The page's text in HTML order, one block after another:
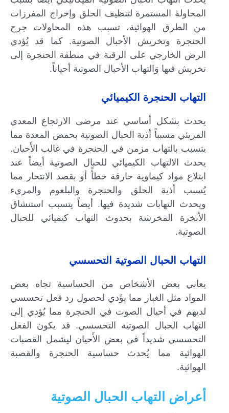
المحاولة المستمرة لتنظيف الحلق وإخراج المفرزات
من الطرق الهوائية، تسبب هذه المحاولات جرح
الحنجرة وتخريش الأحبال الصوتية. كما قد يُؤدي
الرض الخارجي على الرقبة في منطقة الحنجرة إلى
تخريش فيها وَالتهاب الأحبال الصوتية أحياناً.
التهاب الحنجرة الكيميائي
يحدث بشكل أساسي عند مرضى الارتجاع المعدي
المريئي مسبباً أذية الحبال الصوتية بحمض المعدة مما
يتسبب بالتهاب مزمن في الحنجرة في غالب الأَحيان.
يحدث الالتهاب الكيميائي للحبال الصوتية أيضاً عند
ابتلاع مواد كيماوية حارقة خطأً أو بقصد الانتحار مما
يُسبب أذية الحلق والحنجرة والبلعوم والمريء
ويحدث التهابات شديدة فيها. أيضاً يتسبب استنشاق
الأبخرة المخرشة بحدوث التهاب كيميائي للحبال
الصوتية.
التهاب الحبال الصوتية التحسسي
يعاني بعض الأشخاص من الحساسية تجاه بعض
المواد مثل الغبار مما يؤَدي لحصول رد فعل تحسسي
لديهم في أحبال الصوت في الحنجرة مما يُؤدي إلى
التهاب الحبال الصوتية التحسسي. قد يكون الفعل
التحسسي شديداً في بعض الأَحيان ليشمل القصبات
الهوائية مما يُحدث حساسية الحنجرة والقصبة
الهوائية.
أعراض التهاب الحبال الصوتية